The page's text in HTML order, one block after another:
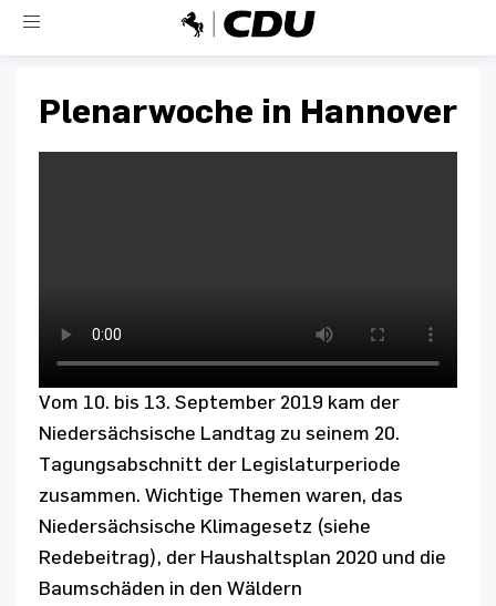
Toggle
Plenarwoche in Hannover
Vom 10. bis 13. September 2019 kam der
Niedersächsische Landtag zu seinem 20.
Tagungsabschnitt der Legislaturperiode
zusammen. Wichtige Themen waren, das
Niedersächsische Klimagesetz (siehe
Redebeitrag), der Haushaltsplan 2020 und die
Baumschäden in den Wäldern